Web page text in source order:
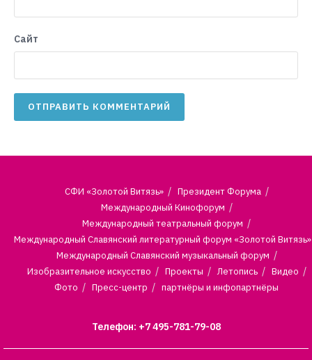
Сайт
СФИ «Золотой Витязь»
Президент Форума
Международный Кинофорум
Международный театральный форум
Международный Славянский литературный форум «Золотой Витязь»
Международный Славянский музыкальный форум
Изобразительное искусство
Проекты Летопись
Видео
Фото
Пресс-центр партнёры и инфопартнёры
Телефон: +7 495-781-79-08